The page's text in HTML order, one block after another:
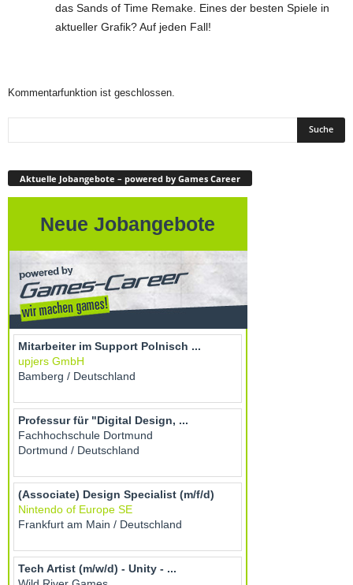
das Sands of Time Remake. Eines der besten Spiele in
aktueller Grafik? Auf jeden Fall!
Kommentarfunktion ist geschlossen.
Aktuelle Jobangebote – powered by Games Career